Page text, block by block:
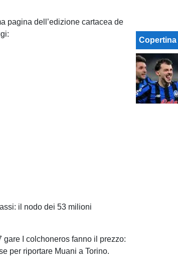
pagina dell’edizione cartacea de
il nodo dei 53 milioni
I colchoneros fanno il prezzo:
per riportare Muani a Torino.
Copertina